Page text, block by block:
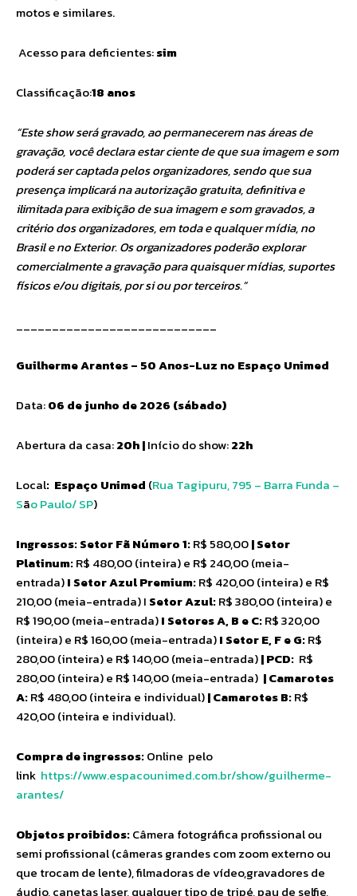
motos e similares.
Acesso para deficientes:sim
Classificação:18 anos
“Este show será gravado, ao permanecerem nas áreas de
gravação, você declara estar ciente de que sua imagem e som
poderá ser captada pelos organizadores, sendo que sua
presença implicará na autorização gratuita, definitiva e
ilimitada para exibição de sua imagem e som gravados, a
critério dos organizadores, em toda e qualquer mídia, no
Brasil e no Exterior. Os organizadores poderão explorar
comercialmente a gravação para quaisquer mídias, suportes
físicos e/ou digitais, por si ou por terceiros.”
____________________________
Guilherme Arantes – 50 Anos-Luz no Espaço Unimed
Data:06 de junho de 2026 (sábado)
Abertura da casa:20h |Início do show:22h
Local: Espaço Unimed (Rua Tagipuru, 795 – Barra Funda –
São Paulo/ SP)
Ingressos: Setor Fã Número 1:R$ 580,00| Setor
Platinum:R$ 480,00 (inteira) e R$ 240,00 (meia-
entrada)I Setor Azul Premium:R$ 420,00 (inteira) e R$
210,00 (meia-entrada) I Setor Azul:R$ 380,00 (inteira) e
R$ 190,00 (meia-entrada)I Setores A, B e C:R$ 320,00
(inteira) e R$ 160,00 (meia-entrada)I Setor E, F e G:R$
280,00 (inteira) e R$ 140,00 (meia-entrada)| PCD: R$
280,00 (inteira) e R$ 140,00 (meia-entrada) | Camarotes
A:R$ 480,00 (inteira e individual)| Camarotes B:R$
420,00 (inteira e individual).
Compra de ingressos:Online pelo
link https://www.espacounimed.com.br/show/guilherme-
arantes/
Objetos proibidos:Câmera fotográfica profissional ou
semi profissional (câmeras grandes com zoom externo ou
que trocam de lente), filmadoras de vídeo,gravadores de
áudio, canetas laser, qualquer tipo de tripé, pau de selfie,